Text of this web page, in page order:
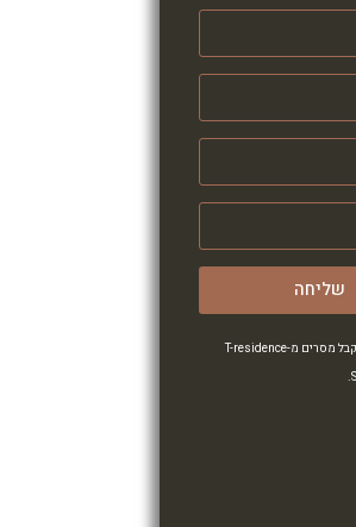
אני מסכים לקבל מסרים מ-T-residence
שליחה